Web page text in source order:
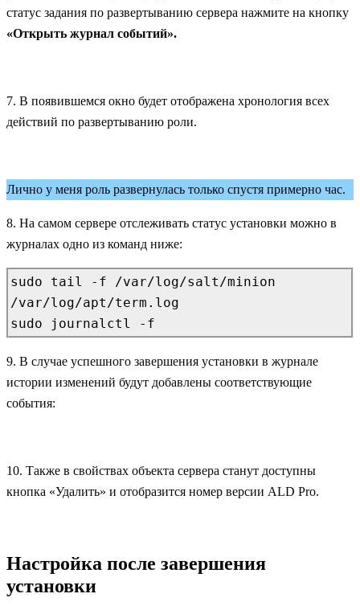
статус задания по развертыванию сервера нажмите на кнопку
«Открыть журнал событий».
7. В появившемся окно будет отображена хронология всех
действий по развертыванию роли.
Лично у меня роль развернулась только спустя примерно час.
8. На самом сервере отслеживать статус установки можно в
журналах одно из команд ниже:
sudo tail -f /var/log/salt/minion
/var/log/apt/term.log
sudo journalctl -f
9. В случае успешного завершения установки в журнале
истории изменений будут добавлены соответствующие
события:
10. Также в свойствах объекта сервера станут доступны
кнопка «Удалить» и отобразится номер версии ALD Pro.
Настройка после завершения
установки